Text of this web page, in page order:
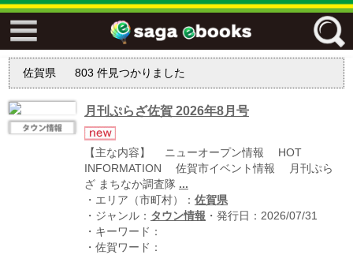
フリーワード
エリア
佐賀県 803 件見つかりました
月刊ぷらざ佐賀 2026年8月号
【主な内容】 ニューオープン情報 HOT
INFORMATION 佐賀市イベント情報 月刊ぷら
ざ まちなか調査隊 ...
・エリア（市町村）： 佐賀県
・ジャンル： タウン情報 ・発行日：2026/07/31
・キーワード：
・佐賀ワード：